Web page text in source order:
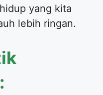
yang kita
lebih ringan.